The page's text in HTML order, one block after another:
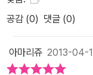
아이들이 엄마에게 서
를 읽으면서 가족은 서
뭉친 하나라는 것을 그
공감 (0) 댓글 (0)
아마리쥬 2013-04-